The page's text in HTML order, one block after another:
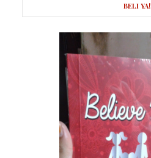
BELI YA!